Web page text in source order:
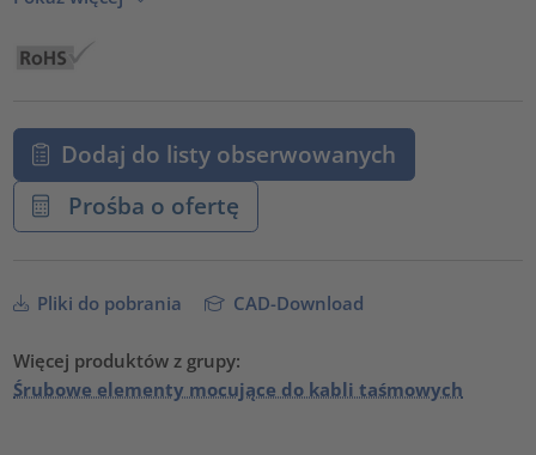
Dodaj do listy obserwowanych
Prośba o ofertę
Pliki do pobrania CAD-Download
Więcej produktów z grupy:
Śrubowe elementy mocujące do kabli taśmowych